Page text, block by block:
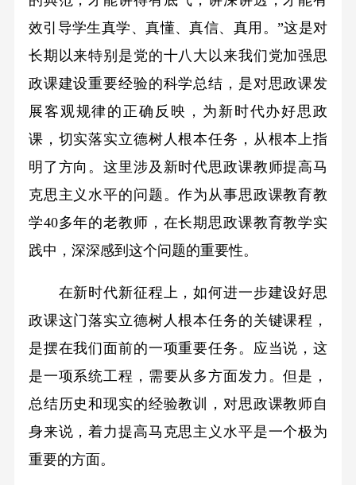
效引导学生真学、真懂、真信、真用。”这是对
长期以来特别是党的十八大以来我们党加强思
政课建设重要经验的科学总结，是对思政课发
展客观规律的正确反映，为新时代办好思政
课，切实落实立德树人根本任务，从根本上指
明了方向。这里涉及新时代思政课教师提高马
克思主义水平的问题。作为从事思政课教育教
学40多年的老教师，在长期思政课教育教学实
践中，深深感到这个问题的重要性。
在新时代新征程上，如何进一步建设好思
政课这门落实立德树人根本任务的关键课程，
是摆在我们面前的一项重要任务。应当说，这
是一项系统工程，需要从多方面发力。但是，
总结历史和现实的经验教训，对思政课教师自
身来说，着力提高马克思主义水平是一个极为
重要的方面。